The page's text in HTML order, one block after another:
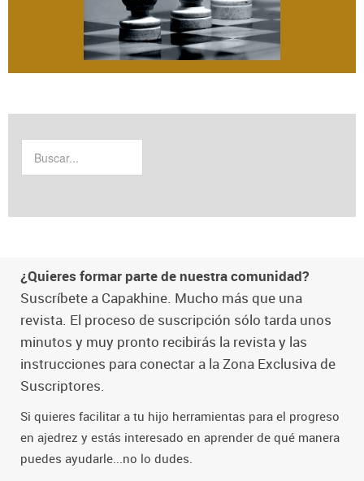
¿Quieres formar parte de nuestra comunidad?
Suscríbete a Capakhine. Mucho más que una
revista. El proceso de suscripción sólo tarda unos
minutos y muy pronto recibirás la revista y las
instrucciones para conectar a la Zona Exclusiva de
Suscriptores.
Si quieres facilitar a tu hijo herramientas para el progreso
en ajedrez y estás interesado en aprender de qué manera
puedes ayudarle...no lo dudes.